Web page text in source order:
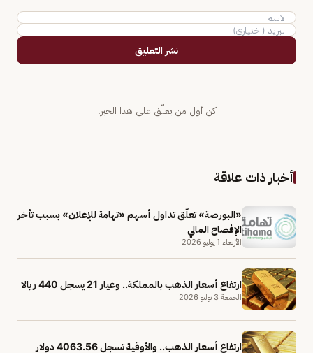
نشر التعليق
كن أول من يعلّق على هذا الخبر.
أخبار ذات علاقة
«البورصة» تعلّق تداول أسهم «تهامة للإعلان» بسبب تأخر
الإفصاح المالي
الأربعاء 1 يوليو 2026
ارتفاع أسعار الذهب بالمملكة.. وعيار 21 يسجل 440 ريالا
الجمعة 3 يوليو 2026
ارتفاع أسعار الذهب.. والأوقية تسجل 4063.56 دولار